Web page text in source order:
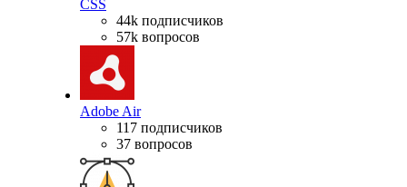
CSS
44k подписчиков
57k вопросов
Adobe Air
117 подписчиков
37 вопросов